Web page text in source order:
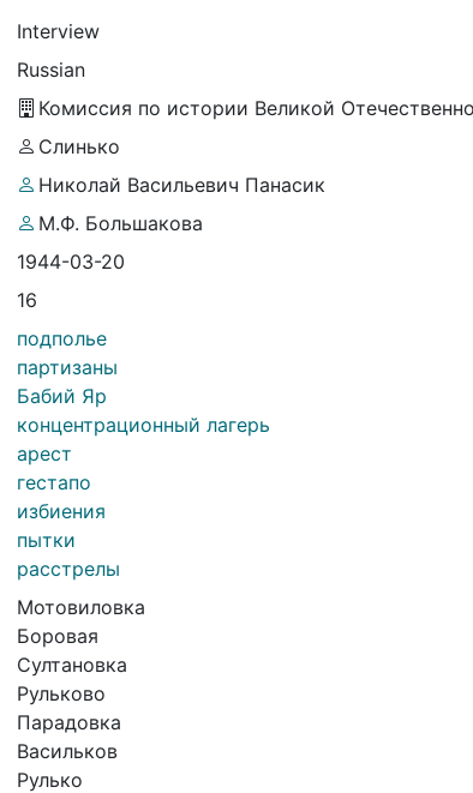
Interview
Russian
Комиссия по истории Великой
Слинько
Николай Васильевич Панасик
М.Ф. Большакова
1944-03-20
16
подполье
партизаны
Бабий Яр
концентрационный лагерь
арест
гестапо
избиения
пытки
расстрелы
Мотовиловка
Боровая
Султановка
Рульково
Парадовка
Васильков
Рулько